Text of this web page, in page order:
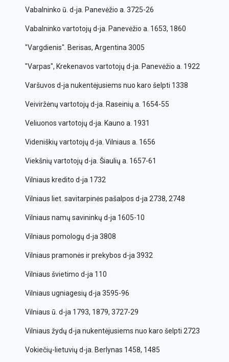
Vabalninko ū. d-ja. Panevėžio a. 3725-26
Vabalninko vartotojų d-ja. Panevėžio a. 1653, 1860
"Vargdienis". Berisas, Argentina 3005
"Varpas", Krekenavos vartotojų d-ja. Panevėžio a. 1922
Varšuvos d-ja nukentėjusiems nuo karo šelpti 1338
Veiviržėnų vartotojų d-ja. Raseinių a. 1654-55
Veliuonos vartotojų d-ja. Kauno a. 1931
Videniškių vartotojų d-ja. Vilniaus a. 1656
Viekšnių vartotojų d-ja. Šiaulių a. 1657-61
Vilniaus kredito d-ja 1732
Vilniaus liet. savitarpinės pašalpos d-ja 2738, 2748
Vilniaus namų savininkų d-ja 1605-10
Vilniaus pomologų d-ja 3808
Vilniaus pramonės ir prekybos d-ja 3932
Vilniaus švietimo d-ja 110
Vilniaus ugniagesių d-ja 3595-96
Vilniaus ū. d-ja 1793, 1879, 3727-29
Vilniaus žydų d-ja nukentėjusiems nuo karo šelpti 2723
Vokiečių-lietuvių d-ja. Berlynas 1458, 1485